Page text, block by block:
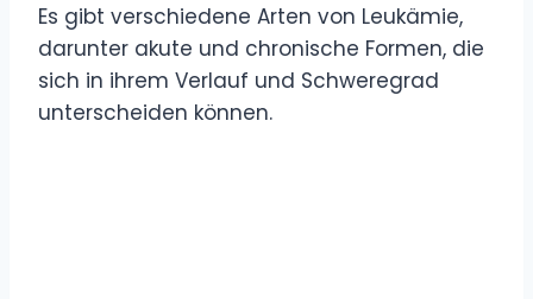
Es gibt verschiedene Arten von Leukämie,
darunter akute und chronische Formen, die
sich in ihrem Verlauf und Schweregrad
unterscheiden können.